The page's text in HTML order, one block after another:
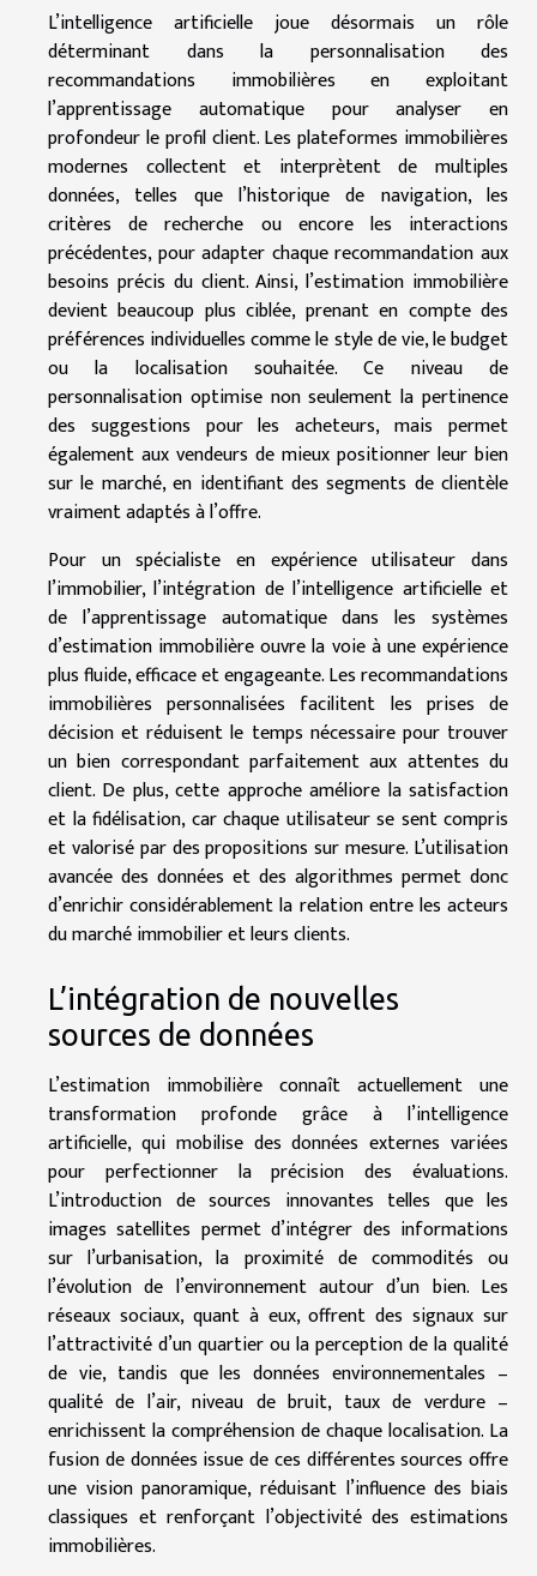
L’intelligence artificielle joue désormais un rôle
déterminant dans la personnalisation des
recommandations immobilières en exploitant
l’apprentissage automatique pour analyser en
profondeur le profil client. Les plateformes immobilières
modernes collectent et interprètent de multiples
données, telles que l’historique de navigation, les
critères de recherche ou encore les interactions
précédentes, pour adapter chaque recommandation aux
besoins précis du client. Ainsi, l’estimation immobilière
devient beaucoup plus ciblée, prenant en compte des
préférences individuelles comme le style de vie, le budget
ou la localisation souhaitée. Ce niveau de
personnalisation optimise non seulement la pertinence
des suggestions pour les acheteurs, mais permet
également aux vendeurs de mieux positionner leur bien
sur le marché, en identifiant des segments de clientèle
vraiment adaptés à l’offre.
Pour un spécialiste en expérience utilisateur dans
l’immobilier, l’intégration de l’intelligence artificielle et
de l’apprentissage automatique dans les systèmes
d’estimation immobilière ouvre la voie à une expérience
plus fluide, efficace et engageante. Les recommandations
immobilières personnalisées facilitent les prises de
décision et réduisent le temps nécessaire pour trouver
un bien correspondant parfaitement aux attentes du
client. De plus, cette approche améliore la satisfaction
et la fidélisation, car chaque utilisateur se sent compris
et valorisé par des propositions sur mesure. L’utilisation
avancée des données et des algorithmes permet donc
d’enrichir considérablement la relation entre les acteurs
du marché immobilier et leurs clients.
L’intégration de nouvelles
sources de données
L’estimation immobilière connaît actuellement une
transformation profonde grâce à l’intelligence
artificielle, qui mobilise des données externes variées
pour perfectionner la précision des évaluations.
L’introduction de sources innovantes telles que les
images satellites permet d’intégrer des informations
sur l’urbanisation, la proximité de commodités ou
l’évolution de l’environnement autour d’un bien. Les
réseaux sociaux, quant à eux, offrent des signaux sur
l’attractivité d’un quartier ou la perception de la qualité
de vie, tandis que les données environnementales –
qualité de l’air, niveau de bruit, taux de verdure –
enrichissent la compréhension de chaque localisation. La
fusion de données issue de ces différentes sources offre
une vision panoramique, réduisant l’influence des biais
classiques et renforçant l’objectivité des estimations
immobilières.